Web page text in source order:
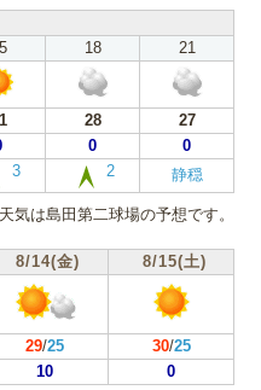
18
21
28
27
0
0
3 2 静穏
気は島田第二球場の予想です。
8/14(金) 8/15(土)
29/25 30/25
10
0